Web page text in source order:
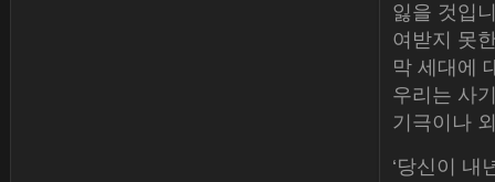
잃을 것입
여받지 못
막 세대에
우리는 사
기극이나
‘당신이 내